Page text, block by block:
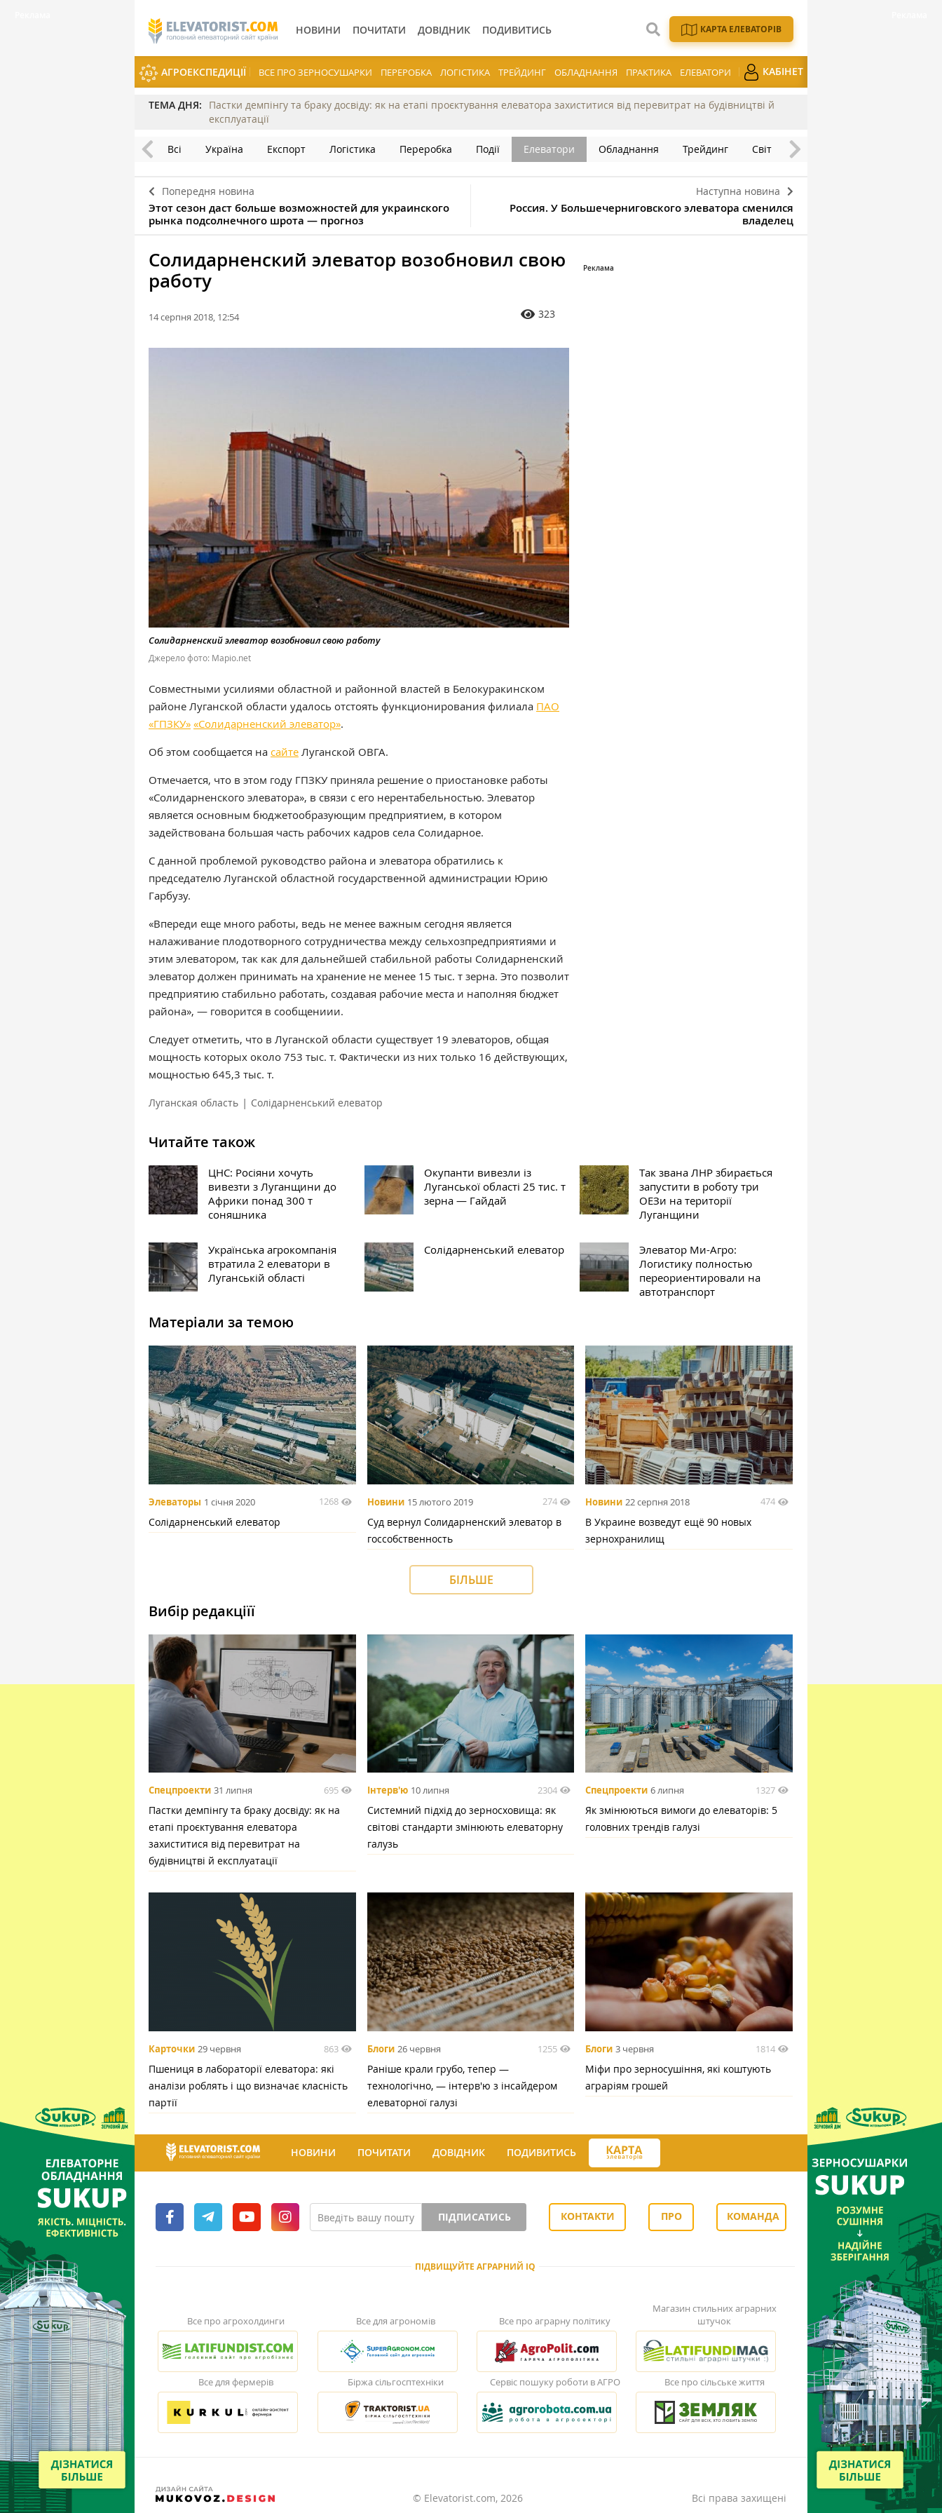
НОВИНИ ПОЧИТАТИ ДОВІДНИК ПОДИВИТИСЬ КАРТА ЕЛЕВАТОРІВ
АГРОЕКСПЕДИЦІЇ ВСЕ ПРО ЗЕРНОСУШАРКИ ПЕРЕРОБКА ЛОГІСТИКА ТРЕЙДИНГ ОБЛАДНАННЯ ПРАКТИКА ЕЛЕВАТОРИ КАБІНЕТ
ТЕМА ДНЯ:
Пастки демпінгу та браку досвіду: як на етапі проєктування елеватора захиститися від перевитрат на будівництві й
експлуатації
Всі Україна Експорт Логістика Переробка Події Елеватори Обладнання Трейдинг Світ
Попередня новина
Этот сезон даст больше возможностей для украинского
рынка подсолнечного шрота — прогноз
Наступна новина
Россия. У Большечерниговского элеватора сменился
владелец
Солидарненский элеватор возобновил свою
работу
14 серпня 2018, 12:54 323
Солидарненский элеватор возобновил свою работу
Джерело фото: Mapio.net
Совместными усилиями областной и районной властей в Белокуракинском
районе Луганской области удалось отстоять функционирования филиала ПАО
«ГПЗКУ» «Солидарненский элеватор».
Об этом сообщается на сайте Луганской ОВГА.
Отмечается, что в этом году ГПЗКУ приняла решение о приостановке работы
«Солидарненского элеватора», в связи с его нерентабельностью. Элеватор
является основным бюджетообразующим предприятием, в котором
задействована большая часть рабочих кадров села Солидарное.
С данной проблемой руководство района и элеватора обратились к
председателю Луганской областной государственной администрации Юрию
Гарбузу.
«Впереди еще много работы, ведь не менее важным сегодня является
налаживание плодотворного сотрудничества между сельхозпредприятиями и
этим элеватором, так как для дальнейшей стабильной работы Солидарненский
элеватор должен принимать на хранение не менее 15 тыс. т зерна. Это позволит
предприятию стабильно работать, создавая рабочие места и наполняя бюджет
района», — говорится в сообщениии.
Следует отметить, что в Луганской области существует 19 элеваторов, общая
мощность которых около 753 тыс. т. Фактически из них только 16 действующих,
мощностью 645,3 тыс. т.
Луганская область | Солідарненський елеватор
Читайте також
ЦНС: Росіяни хочуть
вивезти з Луганщини до
Африки понад 300 т
соняшника
Окупанти вивезли із
Луганської області 25 тис. т
зерна — Гайдай
Так звана ЛНР збирається
запустити в роботу три
ОЕЗи на території
Луганщини
Українська агрокомпанія
втратила 2 елеватори в
Луганській області
Солідарненський елеватор
Элеватор Ми-Агро:
Логистику полностью
переориентировали на
автотранспорт
Матеріали за темою
Элеваторы 1 січня 2020 1268
Солідарненський елеватор
Новини 15 лютого 2019 274
Суд вернул Солидарненский элеватор в
госсобственность
Новини 22 серпня 2018 474
В Украине возведут ещё 90 новых
зернохранилищ
БІЛЬШЕ
Вибір редакціїї
Спецпроекти 31 липня 695
Пастки демпінгу та браку досвіду: як на
етапі проєктування елеватора
захиститися від перевитрат на
будівництві й експлуатації
Інтерв'ю 10 липня 2304
Системний підхід до зерносховища: як
світові стандарти змінюють елеваторну
галузь
Спецпроекти 6 липня 1327
Як змінюються вимоги до елеваторів: 5
головних трендів галузі
Карточки 29 червня 863
Пшениця в лабораторії елеватора: які
аналізи роблять і що визначає класність
партії
Блоги 26 червня 1255
Раніше крали грубо, тепер —
технологічно, — інтерв'ю з інсайдером
елеваторної галузі
Блоги 3 червня 1814
Міфи про зерносушіння, які коштують
аграріям грошей
НОВИНИ ПОЧИТАТИ ДОВІДНИК ПОДИВИТИСЬ
ПІДПИСАТИСЬ КОНТАКТИ
ПРО
КОМАНДА
ПІДВИЩУЙТЕ АГРАРНИЙ IQ
Все про агрохолдинги Все для агрономів Все про аграрну політику
Магазин стильних аграрних
штучок
Все для фермерів Біржа сільгосптехніки Сервіс пошуку роботи в АГРО Все про сільське життя
© Elevatorist.com, 2026 Всі права захищені